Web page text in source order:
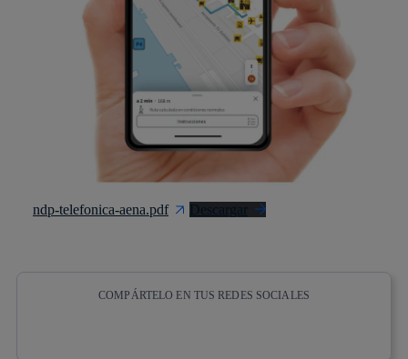
ndp-telefonica-aena.pdf Descargar
COMPÁRTELO EN TUS REDES SOCIALES